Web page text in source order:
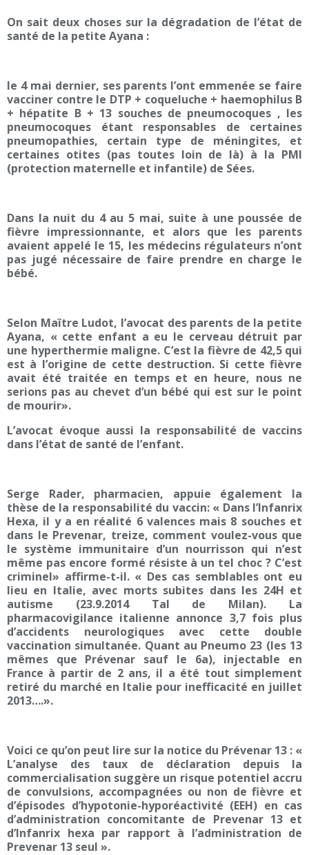
On sait deux choses sur la dégradation de l’état de
santé de la petite Ayana :
le 4 mai dernier, ses parents l’ont emmenée se faire
vacciner contre le DTP + coqueluche + haemophilus B
+ hépatite B + 13 souches de pneumocoques , les
pneumocoques étant responsables de certaines
pneumopathies, certain type de méningites, et
certaines otites (pas toutes loin de là) à la PMI
(protection maternelle et infantile) de Sées.
Dans la nuit du 4 au 5 mai, suite à une poussée de
fièvre impressionnante, et alors que les parents
avaient appelé le 15, les médecins régulateurs n’ont
pas jugé nécessaire de faire prendre en charge le
bébé.
Selon Maître Ludot, l’avocat des parents de la petite
Ayana, « cette enfant a eu le cerveau détruit par
une hyperthermie maligne. C’est la fièvre de 42,5 qui
est à l’origine de cette destruction. Si cette fièvre
avait été traitée en temps et en heure, nous ne
serions pas au chevet d’un bébé qui est sur le point
de mourir».
L’avocat évoque aussi la responsabilité de vaccins
dans l’état de santé de l’enfant.
Serge Rader, pharmacien, appuie également la
thèse de la responsabilité du vaccin: « Dans l’Infanrix
Hexa, il y a en réalité 6 valences mais 8 souches et
dans le Prevenar, treize, comment voulez-vous que
le système immunitaire d’un nourrisson qui n’est
même pas encore formé résiste à un tel choc ? C’est
criminel» affirme-t-il. « Des cas semblables ont eu
lieu en Italie, avec morts subites dans les 24H et
autisme (23.9.2014 Tal de Milan). La
pharmacovigilance italienne annonce 3,7 fois plus
d’accidents neurologiques avec cette double
vaccination simultanée. Quant au Pneumo 23 (les 13
mêmes que Prévenar sauf le 6a), injectable en
France à partir de 2 ans, il a été tout simplement
retiré du marché en Italie pour inefficacité en juillet
2013….».
Voici ce qu’on peut lire sur la notice du Prévenar 13 : «
L’analyse des taux de déclaration depuis la
commercialisation suggère un risque potentiel accru
de convulsions, accompagnées ou non de fièvre et
d’épisodes d’hypotonie-hyporéactivité (EEH) en cas
d’administration concomitante de Prevenar 13 et
d’Infanrix hexa par rapport à l’administration de
Prevenar 13 seul ».